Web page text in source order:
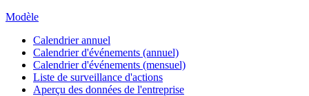
Modèle
Calendrier annuel
Calendrier d'événements (annuel)
Calendrier d'événements (mensuel)
Liste de surveillance d'actions
Aperçu des données de l'entreprise